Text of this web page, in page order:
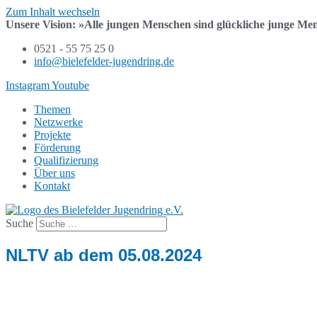
Zum Inhalt wechseln
Unsere Vision: »Alle jungen Menschen sind glückliche junge
0521 - 55 75 25 0
info@bielefelder-jugendring.de
InstagramYoutube
Themen
Netzwerke
Projekte
Förderung
Qualifizierung
Über uns
Kontakt
Suche
NLTV ab dem 05.08.2024